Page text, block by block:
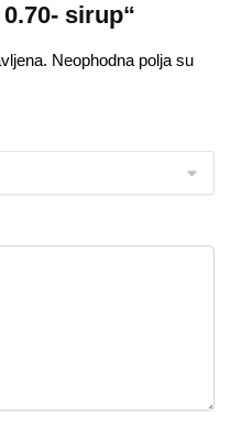
sirup“
Neophodna polja su